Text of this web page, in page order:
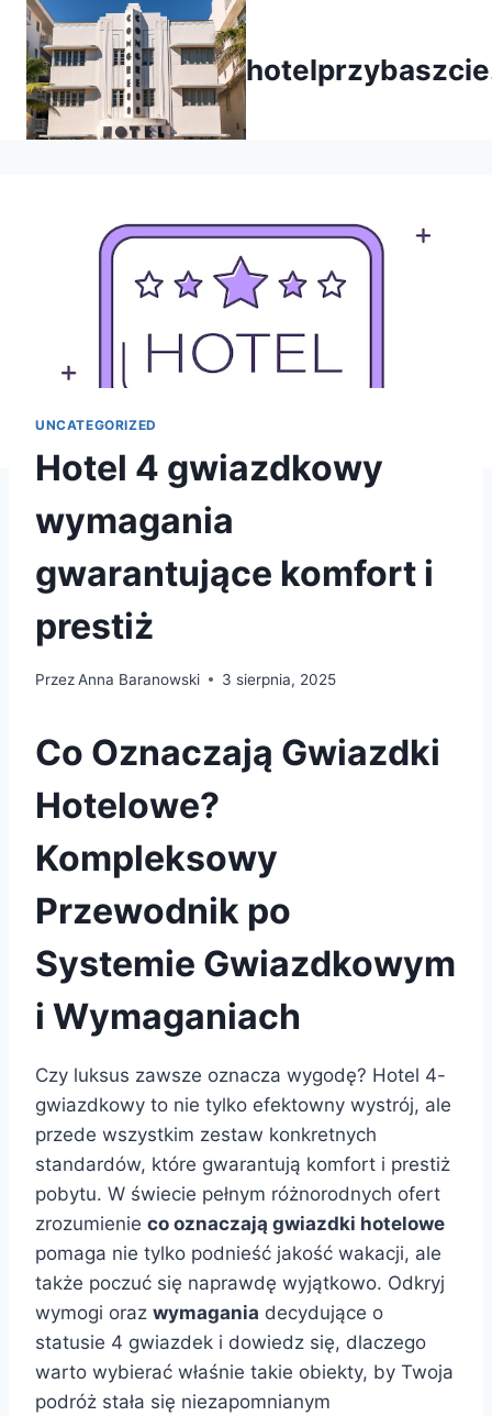
Przejdź
treści
UNCATEGORIZED
Hotel 4 gwiazdkowy
wymagania
gwarantujące komfort i
prestiż
PrzezAnna Baranowski 3 sierpnia, 2025
Co Oznaczają Gwiazdki
Hotelowe?
Kompleksowy
Przewodnik po
Systemie Gwiazdkowym
i Wymaganiach
Czy luksus zawsze oznacza wygodę? Hotel 4-
gwiazdkowy to nie tylko efektowny wystrój, ale
przede wszystkim zestaw konkretnych
standardów, które gwarantują komfort i prestiż
pobytu. W świecie pełnym różnorodnych ofert
zrozumienie co oznaczają gwiazdki hotelowe
pomaga nie tylko podnieść jakość wakacji, ale
także poczuć się naprawdę wyjątkowo. Odkryj
wymogi oraz wymagania decydujące o
statusie 4 gwiazdek i dowiedz się, dlaczego
warto wybierać właśnie takie obiekty, by Twoja
podróż stała się niezapomnianym